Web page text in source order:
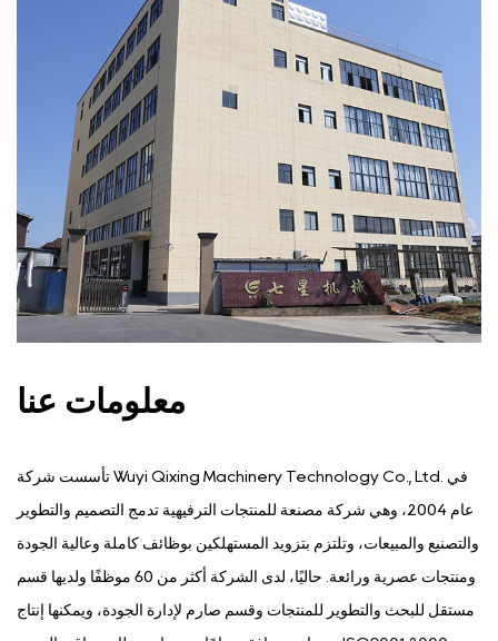
معلومات عنا
تأسست شركة Wuyi Qixing Machinery Technology Co., Ltd. في
عام 2004، وهي شركة مصنعة للمنتجات الترفيهية تدمج التصميم والتطوير
والتصنيع والمبيعات، وتلتزم بتزويد المستهلكين بوظائف كاملة وعالية الجودة
ومنتجات عصرية ورائعة. حاليًا، لدى الشركة أكثر من 60 موظفًا ولديها قسم
مستقل للبحث والتطوير للمنتجات وقسم صارم لإدارة الجودة، ويمكنها إنتاج